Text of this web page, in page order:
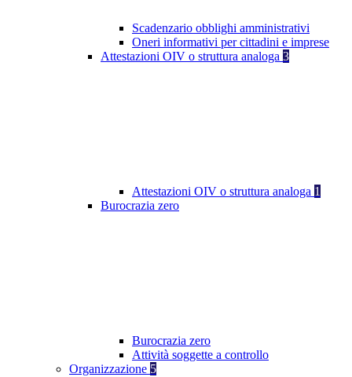
Scadenzario obblighi amministrativi
Oneri informativi per cittadini e imprese
Attestazioni OIV o struttura analoga 3
Attestazioni OIV o struttura analoga 1
Burocrazia zero
Burocrazia zero
Attività soggette a controllo
Organizzazione 5